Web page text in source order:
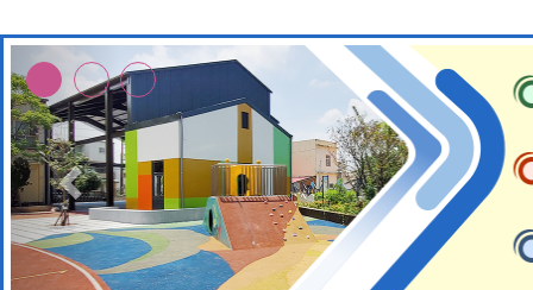
本校115學年度第2次